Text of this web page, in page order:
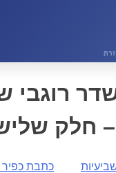
רוגבי
שלישי
כתבת כפיר